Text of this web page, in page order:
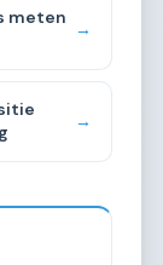
meten
→
→